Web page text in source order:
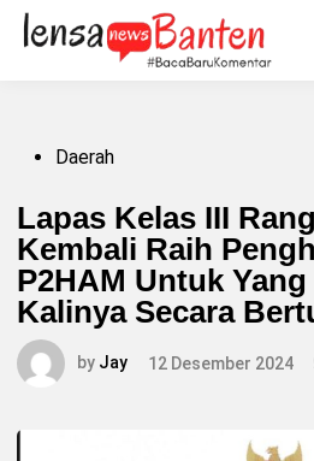
Skip
content
PostedDaerah
Lapas Kelas III
Kembali Raih
P2HAM Untuk
Kalinya Secara
by Jay 12 Desember 2024